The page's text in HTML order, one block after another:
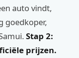
auto vindt,
goedkoper,
Stap 2:
prijzen.